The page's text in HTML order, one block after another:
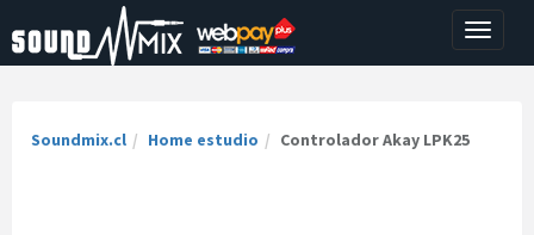
Toggle
Soundmix.cl Home estudio Controlador Akay LPK25